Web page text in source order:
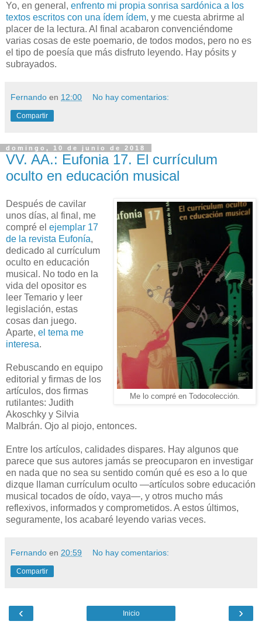
Yo, en general, enfrento mi propia sonrisa sardónica a los
textos escritos con una ídem ídem, y me cuesta abrirme al
placer de la lectura. Al final acabaron convenciéndome
varias cosas de este poemario, de todos modos, pero no es
el tipo de poesía que más disfruto leyendo. Hay pósits y
subrayados.
Fernando en 12:00 No hay comentarios:
Compartir
domingo, 10 de junio de 2018
VV. AA.: Eufonia 17. El currículum
oculto en educación musical
Me lo compré en Todocolección.
Después de cavilar
unos días, al final, me
compré el ejemplar 17
de la revista Eufonía,
dedicado al currículum
oculto en educación
musical. No todo en la
vida del opositor es
leer Temario y leer
legislación, estas
cosas dan juego.
Aparte, el tema me
interesa.
Rebuscando en equipo
editorial y firmas de los
artículos, dos firmas
rutilantes: Judith
Akoschky y Silvia
Malbrán. Ojo al piojo, entonces.
Entre los artículos, calidades dispares. Hay algunos que
parece que sus autores jamás se preocuparon en investigar
en nada que no sea su sentido común qué es eso a lo que
dizque llaman currículum oculto —artículos sobre educación
musical tocados de oído, vaya—, y otros mucho más
reflexivos, informados y comprometidos. A estos últimos,
seguramente, los acabaré leyendo varias veces.
Fernando en 20:59 No hay comentarios:
Compartir
‹ ›
Inicio